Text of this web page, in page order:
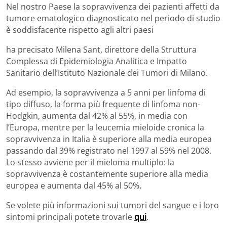
Nel nostro Paese la sopravvivenza dei pazienti affetti da
tumore ematologico diagnosticato nel periodo di studio
è soddisfacente rispetto agli altri paesi
ha precisato Milena Sant, direttore della Struttura
Complessa di Epidemiologia Analitica e Impatto
Sanitario dell’Istituto Nazionale dei Tumori di Milano.
Ad esempio, la sopravvivenza a 5 anni per linfoma di
tipo diffuso, la forma più frequente di linfoma non-
Hodgkin, aumenta dal 42% al 55%, in media con
l’Europa, mentre per la leucemia mieloide cronica la
sopravvivenza in Italia è superiore alla media europea
passando dal 39% registrato nel 1997 al 59% nel 2008.
Lo stesso avviene per il mieloma multiplo: la
sopravvivenza è costantemente superiore alla media
europea e aumenta dal 45% al 50%.
Se volete più informazioni sui tumori del sangue e i loro
sintomi principali potete trovarle qui.